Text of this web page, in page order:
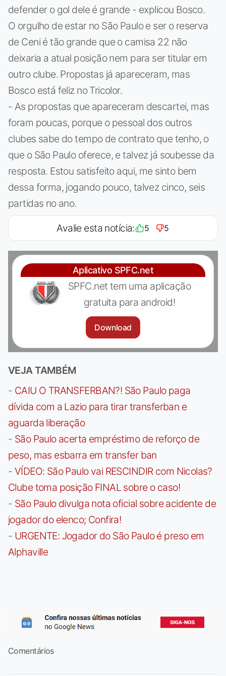
defender o gol dele é grande - explicou Bosco.
O orgulho de estar no São Paulo e ser o reserva
de Ceni é tão grande que o camisa 22 não
deixaria a atual posição nem para ser titular em
outro clube. Propostas já apareceram, mas
Bosco está feliz no Tricolor.
- As propostas que apareceram descartei, mas
foram poucas, porque o pessoal dos outros
clubes sabe do tempo de contrato que tenho, o
que o São Paulo oferece, e talvez já soubesse da
resposta. Estou satisfeito aqui, me sinto bem
dessa forma, jogando pouco, talvez cinco, seis
partidas no ano.
Avalie esta notícia: 5 5
Aplicativo SPFC.net
SPFC.net tem uma aplicação
gratuita para android!
Download
VEJA TAMBÉM
- CAIU O TRANSFERBAN?! São Paulo paga
dívida com a Lazio para tirar transferban e
aguarda liberação
- São Paulo acerta empréstimo de reforço de
peso, mas esbarra em transfer ban
- VÍDEO: São Paulo vai RESCINDIR com Nicolas?
Clube toma posição FINAL sobre o caso!
- São Paulo divulga nota oficial sobre acidente de
jogador do elenco; Confira!
- URGENTE: Jogador do São Paulo é preso em
Alphaville
Comentários